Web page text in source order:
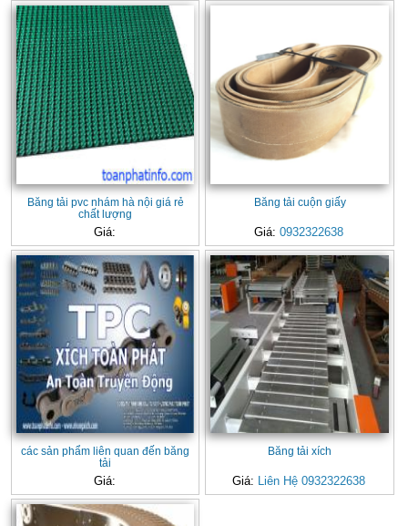
Băng tải pvc nhám hà nội giá rẻ
chất lượng
Giá:
Băng tải cuộn giấy
Giá: 0932322638
các sản phẩm liên quan đến băng
tải
Giá:
Băng tải xích
Giá: Liên Hệ 0932322638